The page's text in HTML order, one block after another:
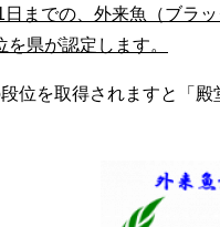
までの、外来魚（ブラ
県が認定します。
位を取得されますと「殿